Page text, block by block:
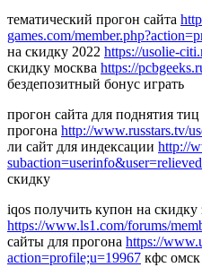
тематический прогон сайта
games.com/
на скидку 2022 https://usolie-
скидку москва https://
бездепозитный бонус играть
прогон сайта для поднятия
прогона http://www.russtars.tv/
ли сайт для индексации http://
скидку
iqos получить купон на скидку
https://www.ls1.com/forums/
сайты для прогона https://
action=profile;u=19967 кфс